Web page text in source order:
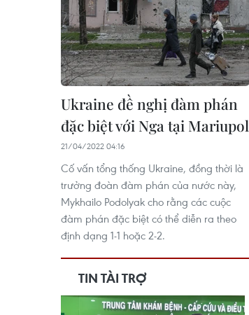
Ukraine đề nghị đàm phán
đặc biệt với Nga tại Mariupol
21/04/2022 04:16
Cố vấn tổng thống Ukraine, đồng thời là
trưởng đoàn đàm phán của nước này,
Mykhailo Podolyak cho rằng các cuộc
đàm phán đặc biệt có thể diễn ra theo
định dạng 1-1 hoặc 2-2.